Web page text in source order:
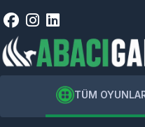
TÜM